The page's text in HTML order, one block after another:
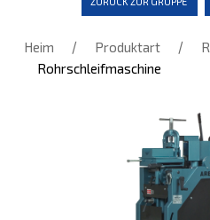
Heim / Produktart /
Rohrschleifmaschine